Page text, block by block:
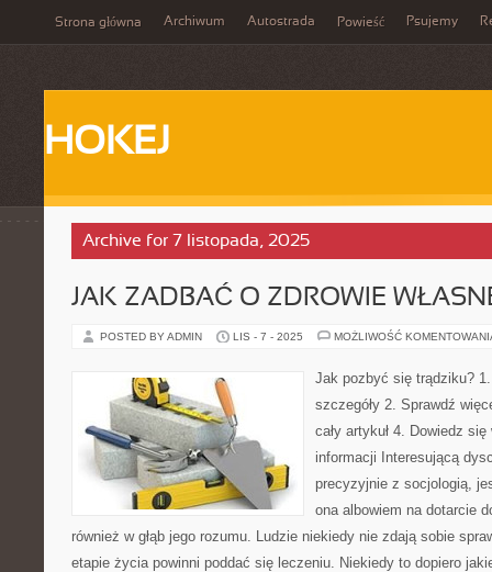
Strona główna Archiwum Autostrada Powieść Psujemy
HOKEJ
Archive for 7 listopada, 2025
JAK ZADBAĆ O ZDROWIE
POSTED BY ADMIN LIS - 7 - 2025 MOŻLIWOŚĆ
Jak pozbyć się trądziku?
szczegóły 2. Sprawdź
cały artykuł 4. Dowiedz
informacji Interesującą
precyzyjnie z socjologią,
ona albowiem na dotarcie
również w głąb jego rozumu. Ludzie niekiedy nie zdają sobie
etapie życia powinni poddać się leczeniu. Niekiedy to dopiero